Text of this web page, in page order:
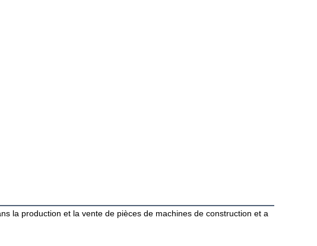
la production et la vente de pièces de machines de construction et a